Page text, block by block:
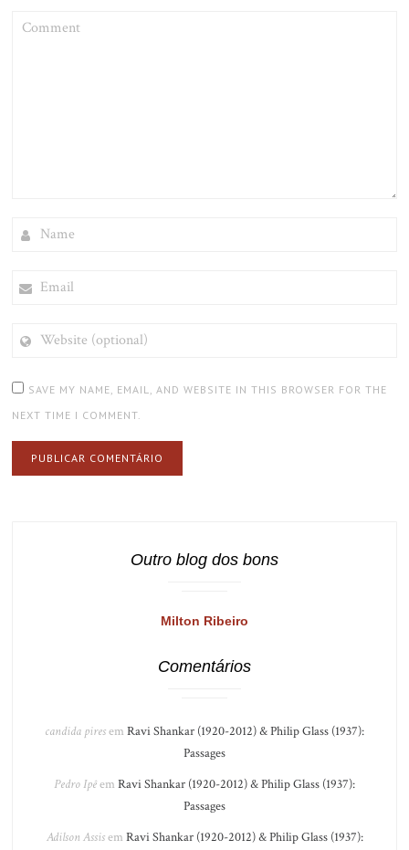
(OPTIONAL)
SAVE MY NAME, EMAIL, AND WEBSITE IN THIS BROWSER FOR THE
NEXT TIME I COMMENT.
Outro blog dos bons
Milton Ribeiro
Comentários
candida piresem Ravi Shankar (1920-2012) & Philip Glass (1937):
Passages
Pedro Ipêem Ravi Shankar (1920-2012) & Philip Glass (1937):
Passages
Adilson Assisem Ravi Shankar (1920-2012) & Philip Glass (1937):